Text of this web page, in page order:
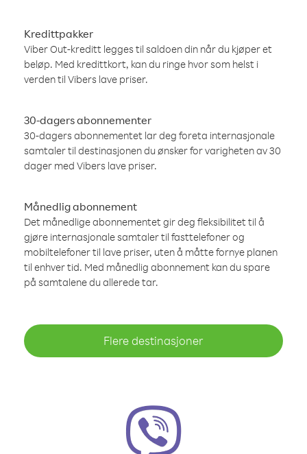
Kredittpakker
Viber Out-kreditt legges til saldoen din når du kjøper et
beløp. Med kredittkort, kan du ringe hvor som helst i
verden til Vibers lave priser.
30-dagers abonnementer
30-dagers abonnementet lar deg foreta internasjonale
samtaler til destinasjonen du ønsker for varigheten av 30
dager med Vibers lave priser.
Månedlig abonnement
Det månedlige abonnementet gir deg fleksibilitet til å
gjøre internasjonale samtaler til fasttelefoner og
mobiltelefoner til lave priser, uten å måtte fornye planen
til enhver tid. Med månedlig abonnement kan du spare
på samtalene du allerede tar.
Flere destinasjoner